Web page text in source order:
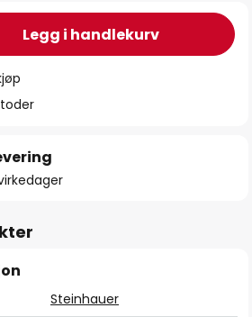
Legg i handlekurv
Steinhauer